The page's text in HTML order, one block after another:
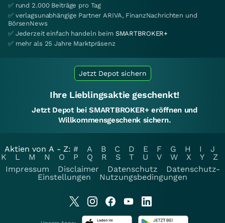
✅ rund 2.000 Beiträge pro Tag
✅ verlagsunabhängige Partner ARIVA, FinanzNachrichten und
BörsenNews
✅ Jederzeit einfach handeln beim SMARTBROKER+
✅ mehr als 25 Jahre Marktpräsenz
Jetzt Depot sichern
Ihre Lieblingsaktie geschenkt!
Jetzt Depot bei SMARTBROKER+ eröffnen und
Willkommensgeschenk sichern.
Aktien von A - Z: # A B C D E F G H I
J
K
L M N O P Q R S T U V W X Y
Z
Impressum
Disclaimer Datenschutz
Datenschutz-
Einstellungen
Nutzungsbedingungen